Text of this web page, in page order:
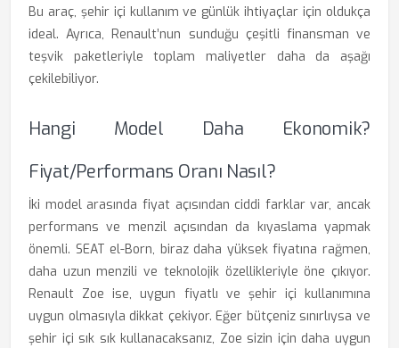
Bu araç, şehir içi kullanım ve günlük ihtiyaçlar için oldukça
ideal. Ayrıca, Renault’nun sunduğu çeşitli finansman ve
teşvik paketleriyle toplam maliyetler daha da aşağı
çekilebiliyor.
Hangi Model Daha Ekonomik?
Fiyat/Performans Oranı Nasıl?
İki model arasında fiyat açısından ciddi farklar var, ancak
performans ve menzil açısından da kıyaslama yapmak
önemli. SEAT el-Born, biraz daha yüksek fiyatına rağmen,
daha uzun menzili ve teknolojik özellikleriyle öne çıkıyor.
Renault Zoe ise, uygun fiyatlı ve şehir içi kullanımına
uygun olmasıyla dikkat çekiyor. Eğer bütçeniz sınırlıysa ve
şehir içi sık sık kullanacaksanız, Zoe sizin için daha uygun